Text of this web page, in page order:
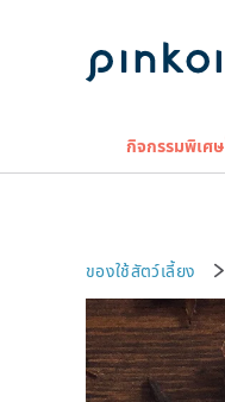
กิจกรรมพิเศษ
ของใช้สัตว์เลี้ยง